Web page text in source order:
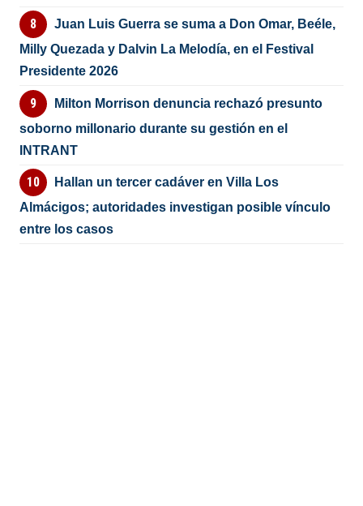
Juan Luis Guerra se suma a Don Omar, Beéle,
Milly Quezada y Dalvin La Melodía, en el Festival
Presidente 2026
Milton Morrison denuncia rechazó presunto
soborno millonario durante su gestión en el
INTRANT
Hallan un tercer cadáver en Villa Los
Almácigos; autoridades investigan posible vínculo
entre los casos